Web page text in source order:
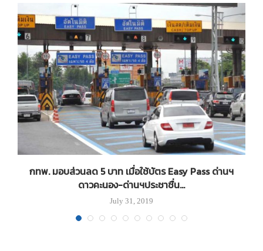
กทพ. มอบส่วนลด 5 บาท เมื่อใช้บัตร Easy Pass ด่านฯ
ดาวคะนอง-ด่านฯประชาชื่น...
July 31, 2019